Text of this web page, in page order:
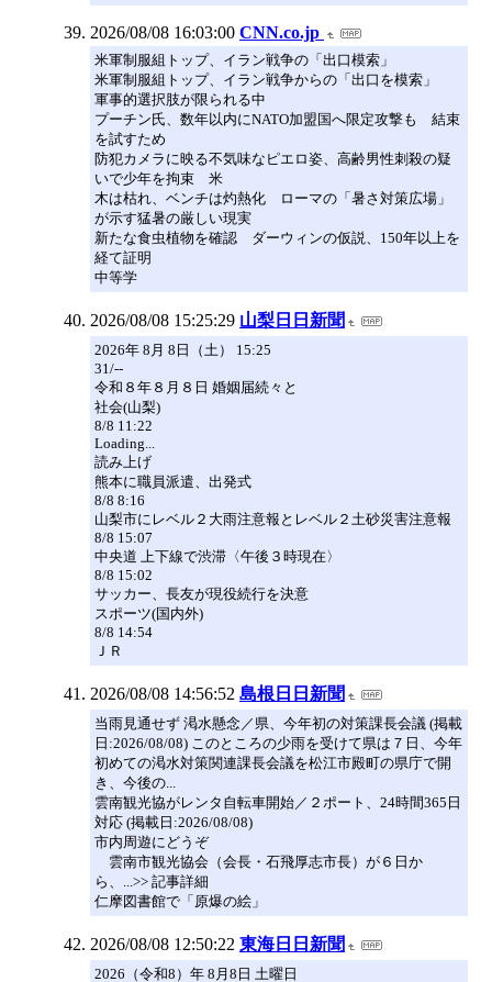
2026/08/08 16:03:00 CNN.co.jp
米軍制服組トップ、イラン戦争の「出口模索」
米軍制服組トップ、イラン戦争からの「出口を模索」
軍事的選択肢が限られる中
プーチン氏、数年以内にNATO加盟国へ限定攻撃も 結束
を試すため
防犯カメラに映る不気味なピエロ姿、高齢男性刺殺の疑
いで少年を拘束 米
木は枯れ、ベンチは灼熱化 ローマの「暑さ対策広場」
が示す猛暑の厳しい現実
新たな食虫植物を確認 ダーウィンの仮説、150年以上を
経て証明
中等学
2026/08/08 15:25:29 山梨日日新聞
2026年 8月 8日（土） 15:25
31/--
令和８年８月８日 婚姻届続々と
社会(山梨)
8/8 11:22
Loading...
読み上げ
熊本に職員派遣、出発式
8/8 8:16
山梨市にレベル２大雨注意報とレベル２土砂災害注意報
8/8 15:07
中央道 上下線で渋滞〈午後３時現在〉
8/8 15:02
サッカー、長友が現役続行を決意
スポーツ(国内外)
8/8 14:54
ＪＲ
2026/08/08 14:56:52 島根日日新聞
当雨見通せず 渇水懸念／県、今年初の対策課長会議 (掲載
日:2026/08/08) このところの少雨を受けて県は７日、今年
初めての渇水対策関連課長会議を松江市殿町の県庁で開
き、今後の...
雲南観光協がレンタ自転車開始／２ポート、24時間365日
対応 (掲載日:2026/08/08)
市内周遊にどうぞ
雲南市観光協会（会長・石飛厚志市長）が６日か
ら、...>> 記事詳細
仁摩図書館で「原爆の絵」
2026/08/08 12:50:22 東海日日新聞
2026（令和8）年 8月8日 土曜日